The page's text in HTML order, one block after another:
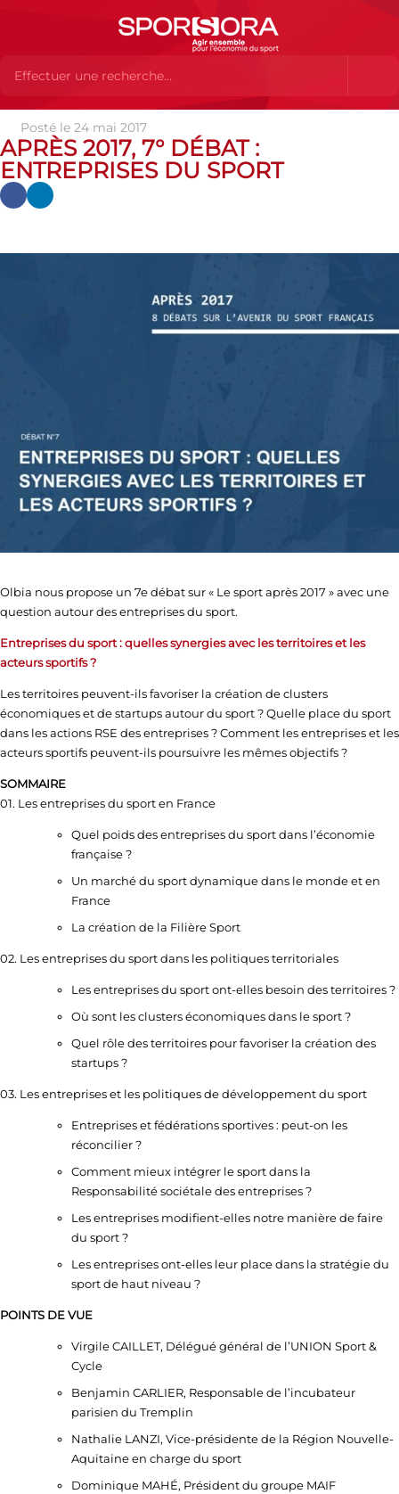
Actualités Actualités
2017, 7° débat : Entreprises du sport
Posté le 24 mai 2017
APRÈS 2017, 7° DÉBAT :
ENTREPRISES DU SPORT
Olbia nous propose un 7e débat sur « Le sport après 2017 » avec une
question autour des entreprises du sport.
Entreprises du sport : quelles synergies avec les territoires et les
acteurs sportifs ?
Les territoires peuvent-ils favoriser la création de clusters
économiques et de startups autour du sport ? Quelle place du sport
dans les actions RSE des entreprises ? Comment les entreprises et les
acteurs sportifs peuvent-ils poursuivre les mêmes objectifs ?
SOMMAIRE
01. Les entreprises du sport en France
Quel poids des entreprises du sport dans l’économie
française ?
Un marché du sport dynamique dans le monde et en
France
La création de la Filière Sport
02. Les entreprises du sport dans les politiques territoriales
Les entreprises du sport ont-elles besoin des territoires ?
Où sont les clusters économiques dans le sport ?
Quel rôle des territoires pour favoriser la création des
startups ?
03. Les entreprises et les politiques de développement du sport
Entreprises et fédérations sportives : peut-on les
réconcilier ?
Comment mieux intégrer le sport dans la
Responsabilité sociétale des entreprises ?
Les entreprises modifient-elles notre manière de faire
du sport ?
Les entreprises ont-elles leur place dans la stratégie du
sport de haut niveau ?
POINTS DE VUE
Virgile CAILLET, Délégué général de l’UNION Sport &
Cycle
Benjamin CARLIER, Responsable de l’incubateur
parisien du Tremplin
Nathalie LANZI, Vice-présidente de la Région Nouvelle-
Aquitaine en charge du sport
Dominique MAHÉ, Président du groupe MAIF